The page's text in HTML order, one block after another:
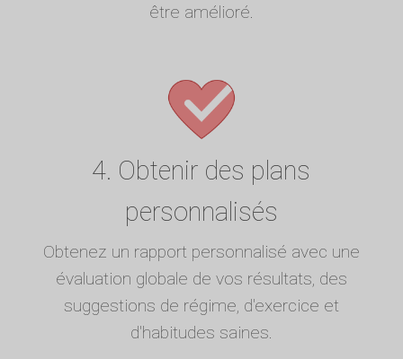
être amélioré.
4. Obtenir des plans
personnalisés
Obtenez un rapport personnalisé avec une
évaluation globale de vos résultats, des
suggestions de régime, d'exercice et
d'habitudes saines.